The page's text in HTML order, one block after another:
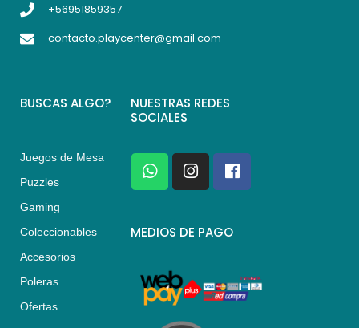
+56951859357
contacto.playcenter@gmail.com
BUSCAS ALGO?
Juegos de Mesa
Puzzles
Gaming
Coleccionables
Accesorios
Poleras
Ofertas
NUESTRAS REDES
SOCIALES
W
h
a
s
p
I
n
s
a
a
m
F
a
c
b
k
MEDIOS DE PAGO